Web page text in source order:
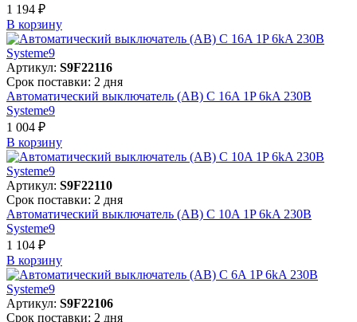
1 194 ₽
В корзинy
Артикул: S9F22116
Срок поставки: 2 дня
Автоматический выключатель (АВ) C 16A 1P 6kA 230В
Systeme9
1 004 ₽
В корзинy
Артикул: S9F22110
Срок поставки: 2 дня
Автоматический выключатель (АВ) C 10A 1P 6kA 230В
Systeme9
1 104 ₽
В корзинy
Артикул: S9F22106
Срок поставки: 2 дня